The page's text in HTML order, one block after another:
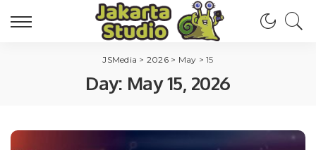
JSMedia > 2026> May >15
Day: May 15, 2026